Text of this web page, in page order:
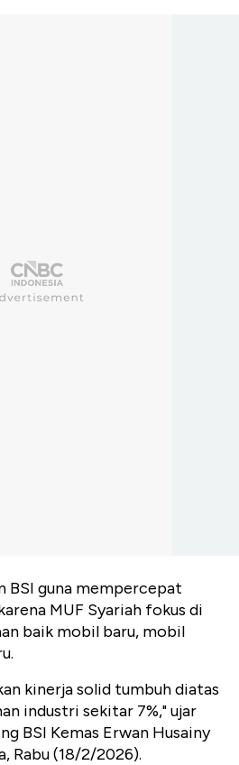
BSI guna mempercepat
MUF Syariah fokus di
baik mobil baru, mobil
kinerja solid tumbuh diatas
industri sekitar 7%," ujar
BSI Kemas Erwan Husainy
Rabu (18/2/2026).